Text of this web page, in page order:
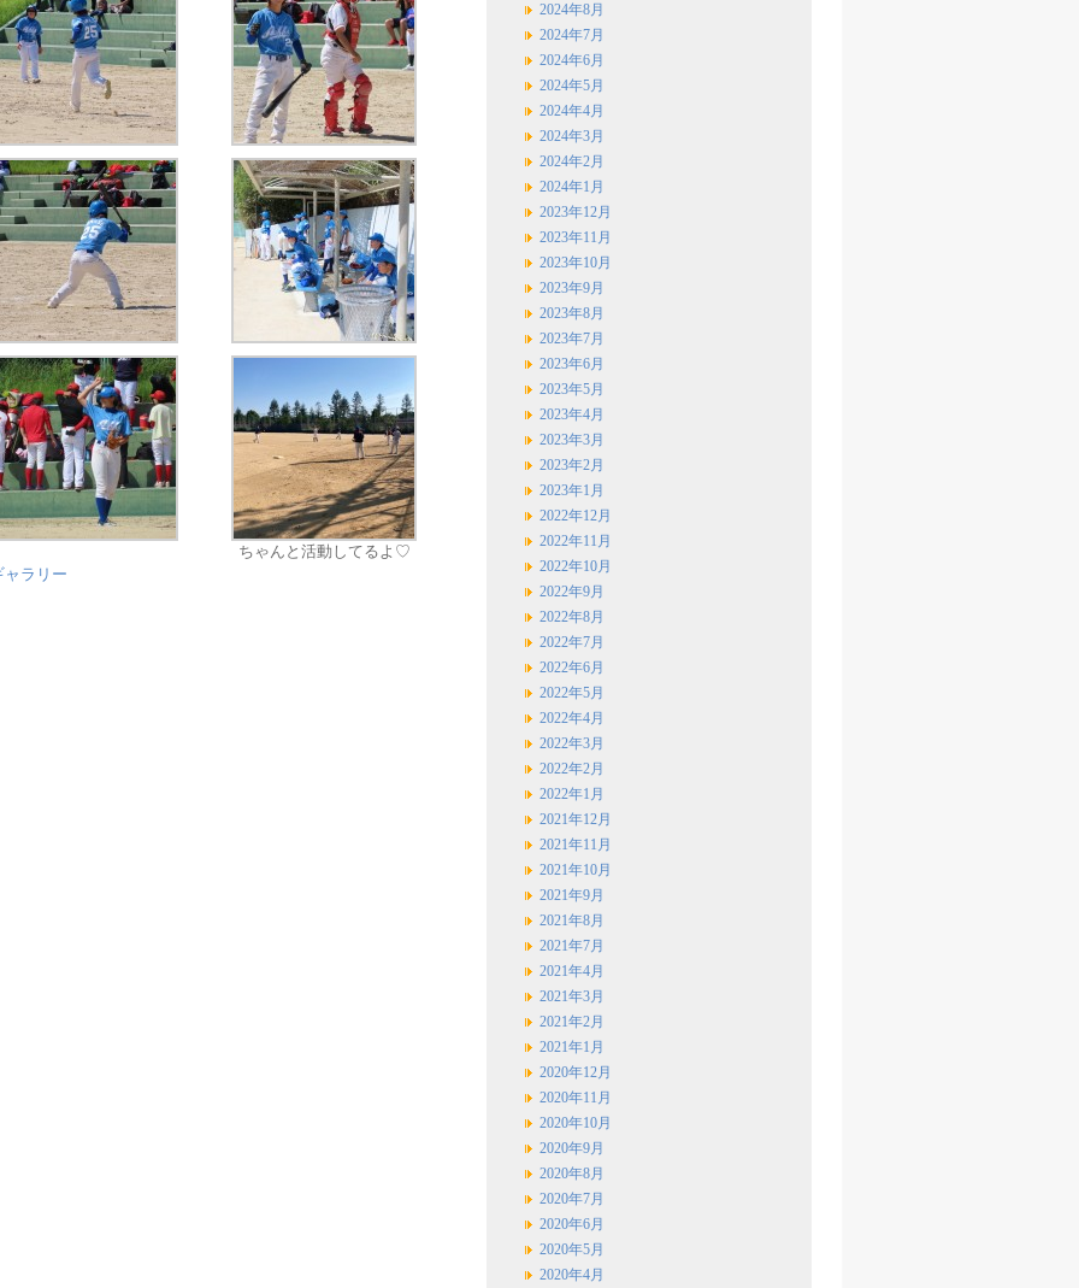
ちゃんと活動してるよ♡
ャラリー
2024年8月
2024年7月
2024年6月
2024年5月
2024年4月
2024年3月
2024年2月
2024年1月
2023年12月
2023年11月
2023年10月
2023年9月
2023年8月
2023年7月
2023年6月
2023年5月
2023年4月
2023年3月
2023年2月
2023年1月
2022年12月
2022年11月
2022年10月
2022年9月
2022年8月
2022年7月
2022年6月
2022年5月
2022年4月
2022年3月
2022年2月
2022年1月
2021年12月
2021年11月
2021年10月
2021年9月
2021年8月
2021年7月
2021年4月
2021年3月
2021年2月
2021年1月
2020年12月
2020年11月
2020年10月
2020年9月
2020年8月
2020年7月
2020年6月
2020年5月
2020年4月